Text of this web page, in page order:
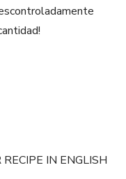
IN ENGLISH